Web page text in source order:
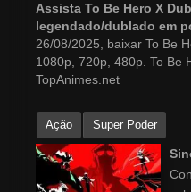
Assista To Be Hero X
legendado/dublado em
26/08/2025, baixar To Be
1080p, 720p, 480p. To Be
TopAnimes.net
Ação Super Poder